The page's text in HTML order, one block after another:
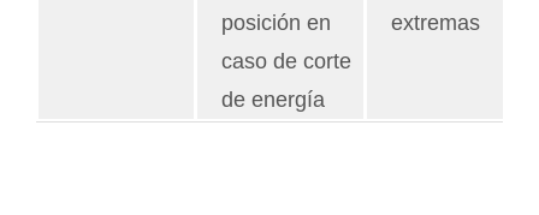
posición en
caso de corte
de energía
extremas